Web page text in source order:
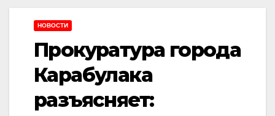
НОВОСТИ
Прокуратура города
Карабулака
разъясняет: